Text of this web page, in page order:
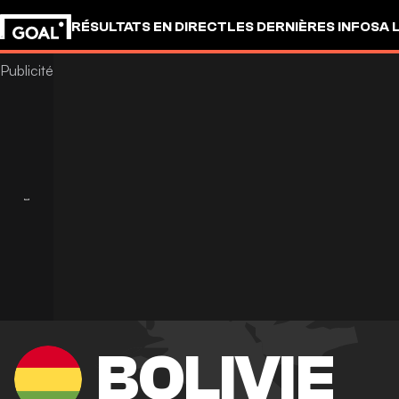
RÉSULTATS EN DIRECTLES DERNIÈRES INFOSA
BOLIVIE